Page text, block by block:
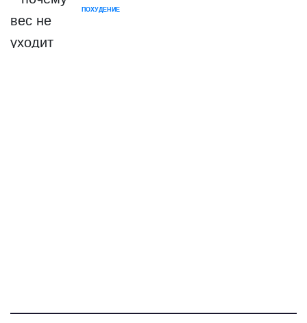
ПОХУДЕНИЕ